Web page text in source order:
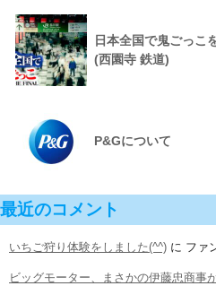
日本全国で鬼ごっこ
(西園寺 鉄道)
P&Gについて
最近のコメント
いちご狩り体験をしました(^^) に ファ
ビッグモーター、まさかの伊藤忠商事が